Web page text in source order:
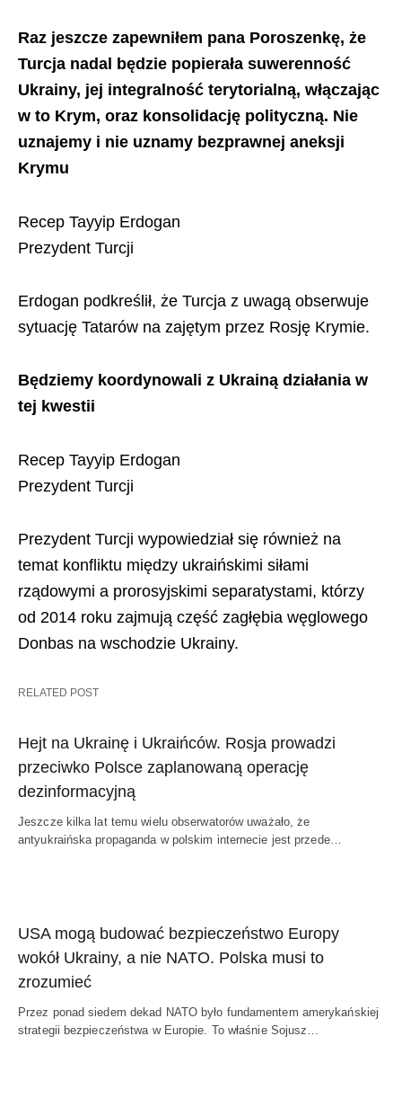
Raz jeszcze zapewniłem pana Poroszenkę, że
Turcja nadal będzie popierała suwerenność
Ukrainy, jej integralność terytorialną, włączając
w to Krym, oraz konsolidację polityczną. Nie
uznajemy i nie uznamy bezprawnej aneksji
Krymu
Recep Tayyip Erdogan
Prezydent Turcji
Erdogan podkreślił, że Turcja z uwagą obserwuje
sytuację Tatarów na zajętym przez Rosję Krymie.
Będziemy koordynowali z Ukrainą działania w
tej kwestii
Recep Tayyip Erdogan
Prezydent Turcji
Prezydent Turcji wypowiedział się również na
temat konfliktu między ukraińskimi siłami
rządowymi a prorosyjskimi separatystami, którzy
od 2014 roku zajmują część zagłębia węglowego
Donbas na wschodzie Ukrainy.
RELATED POST
Hejt na Ukrainę i Ukraińców. Rosja prowadzi
przeciwko Polsce zaplanowaną operację
dezinformacyjną
Jeszcze kilka lat temu wielu obserwatorów uważało, że
antyukraińska propaganda w polskim internecie jest przede…
USA mogą budować bezpieczeństwo Europy
wokół Ukrainy, a nie NATO. Polska musi to
zrozumieć
Przez ponad siedem dekad NATO było fundamentem amerykańskiej
strategii bezpieczeństwa w Europie. To właśnie Sojusz…